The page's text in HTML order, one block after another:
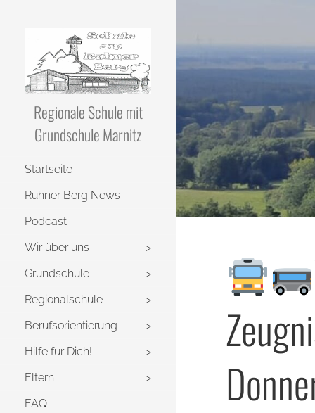
Regionale Schule mit
Grundschule Marnitz
Startseite
Ruhner Berg News
Podcast
Wir über uns
Grundschule
Regionalschule
Berufsorientierung
Hilfe für Dich!
Eltern
FAQ